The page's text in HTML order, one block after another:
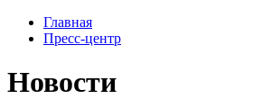
Главная
Пресс-центр
Новости